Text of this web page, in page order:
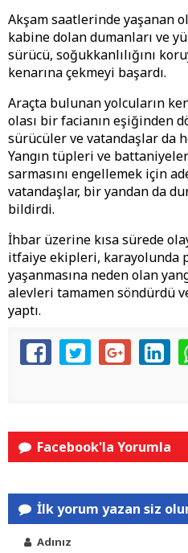
Akşam saatlerinde yaşanan
kabine dolan dumanları ve
sürücü, soğukkanlılığını
kenarına çekmeyi başardı.
Araçta bulunan yolcuların
olası bir facianın eşiğinden
sürücüler ve vatandaşlar da
Yangın tüpleri ve
sarmasını engellemek için
vatandaşlar, bir yandan da
bildirdi.
İhbar üzerine kısa sürede
itfaiye ekipleri, karayolunda
yaşanmasına neden olan
alevleri tamamen söndürdü
yaptı.
Facebook'la Yorumla
İlk yorum yazan siz
Adınız